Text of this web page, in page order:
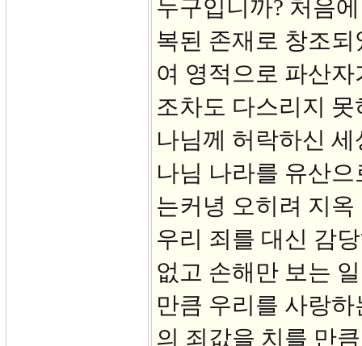
누구입니까? 처음
복된 존재로 창조
여 영적으로 파산
조차도 다스리지
나님께 허락하신
나님 나라를 유산
는커녕 오히려 지
우리 죄를 대신 감
없고 손해만 보는
만큼 우리를 사랑
의 죄값을 치를 만